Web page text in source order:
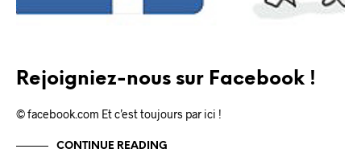
Rejoigniez-nous sur Facebook !
© facebook.com Et c’est toujours par ici !
CONTINUE READING